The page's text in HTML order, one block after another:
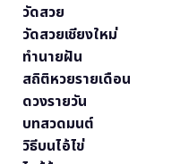
วัดสวย
วัดสวยเชียงใหม่
ทำนายฝัน
สถิติหวยรายเดือน
ดวงรายวัน
บทสวดมนต์
วิธีบนไอ้ไข่